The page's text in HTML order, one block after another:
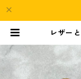
レザー